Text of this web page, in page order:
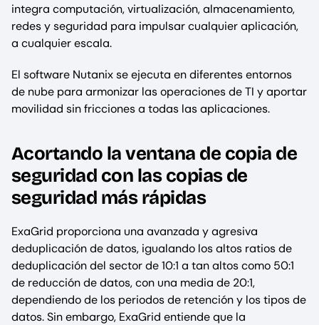
integra computación, virtualización, almacenamiento,
redes y seguridad para impulsar cualquier aplicación,
a cualquier escala.
El software Nutanix se ejecuta en diferentes entornos
de nube para armonizar las operaciones de TI y aportar
movilidad sin fricciones a todas las aplicaciones.
Acortando la ventana de copia de
seguridad con las copias de
seguridad más rápidas
ExaGrid proporciona una avanzada y agresiva
deduplicación de datos, igualando los altos ratios de
deduplicación del sector de 10:1 a tan altos como 50:1
de reducción de datos, con una media de 20:1,
dependiendo de los periodos de retención y los tipos de
datos. Sin embargo, ExaGrid entiende que la